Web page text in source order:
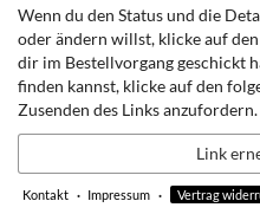
Wenn du den Status und die
oder ändern willst, klicke auf
dir im Bestellvorgang geschickt
finden kannst, klicke auf den
Zusenden des Links anzufordern.
Link
Kontakt Impressum Vertrag